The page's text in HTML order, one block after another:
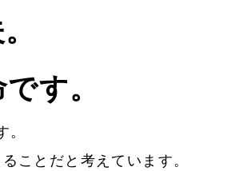
す。
。
ことだと考えています。